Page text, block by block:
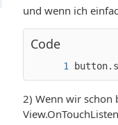
und wenn ich
Code
2) Wenn wir schon